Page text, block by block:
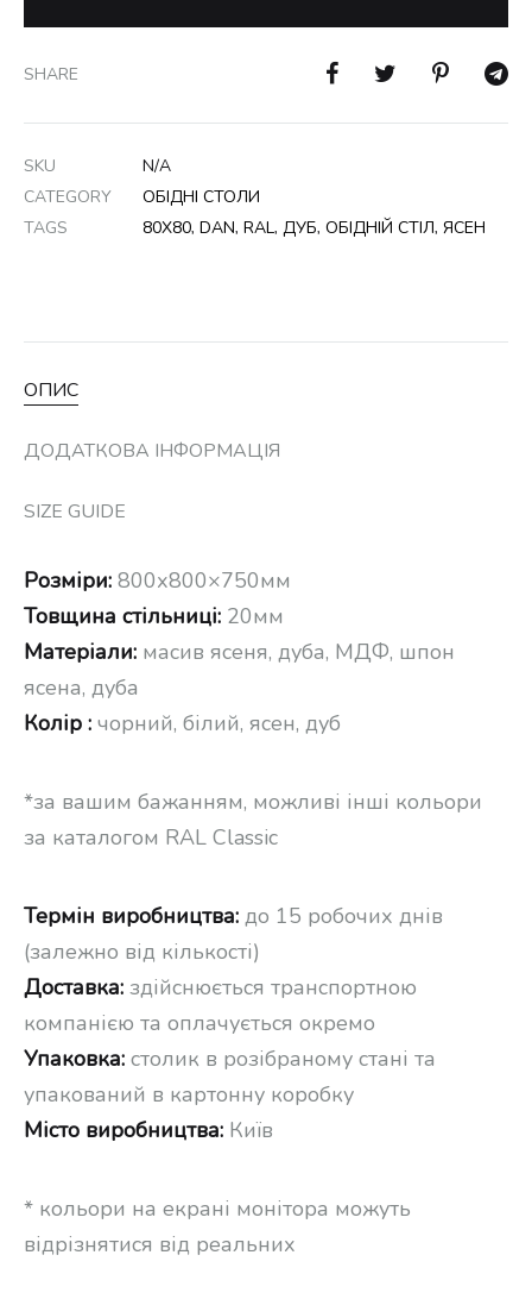
SHARE
SKU
N/A
CATEGORY
ОБІДНІ СТОЛИ
TAGS
80X80, DAN, RAL, ДУБ, ОБІДНІЙ СТІЛ, ЯСЕН
ОПИС
ДОДАТКОВА ІНФОРМАЦІЯ
SIZE GUIDE
Розміри: 800х800×750мм
Товщина стільниці: 20мм
Матеріали: масив ясеня, дуба, МДФ, шпон
ясена, дуба
Колір : чорний, білий, ясен, дуб
*за вашим бажанням, можливі інші кольори
за каталогом RAL Classic
Термін виробництва: до 15 робочих днів
(залежно від кількості)
Доставка: здійснюється транспортною
компанією та оплачується окремо
Упаковка: столик в розібраному стані та
упакований в картонну коробку
Місто виробництва: Київ
* кольори на екрані монітора можуть
відрізнятися від реальних